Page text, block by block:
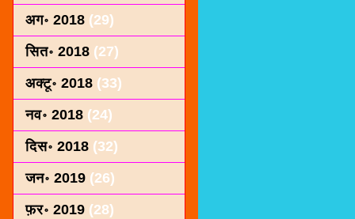
अग॰ 2018 (29)
सित॰ 2018 (27)
अक्टू॰ 2018 (33)
नव॰ 2018 (24)
दिस॰ 2018 (32)
जन॰ 2019 (26)
फ़र॰ 2019 (28)